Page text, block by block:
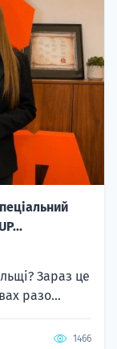
Зараз це
разо...
1466